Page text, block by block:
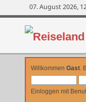
07. August 2026,
Willkommen Gast.
Einloggen mit